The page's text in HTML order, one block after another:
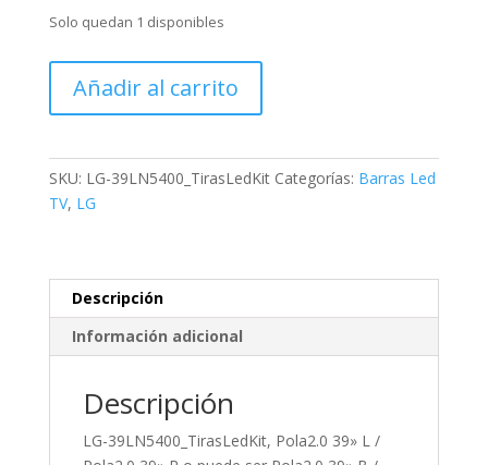
Solo quedan 1 disponibles
39LN5400_TirasLedKit,
L
/
puede
Añadir al carrito
SKU: LG-39LN5400_TirasLedKit Categorías: Barras Led
TV, LG
Descripción
Información adicional
Descripción
LG-39LN5400_TirasLedKit, Pola2.0 39» L /